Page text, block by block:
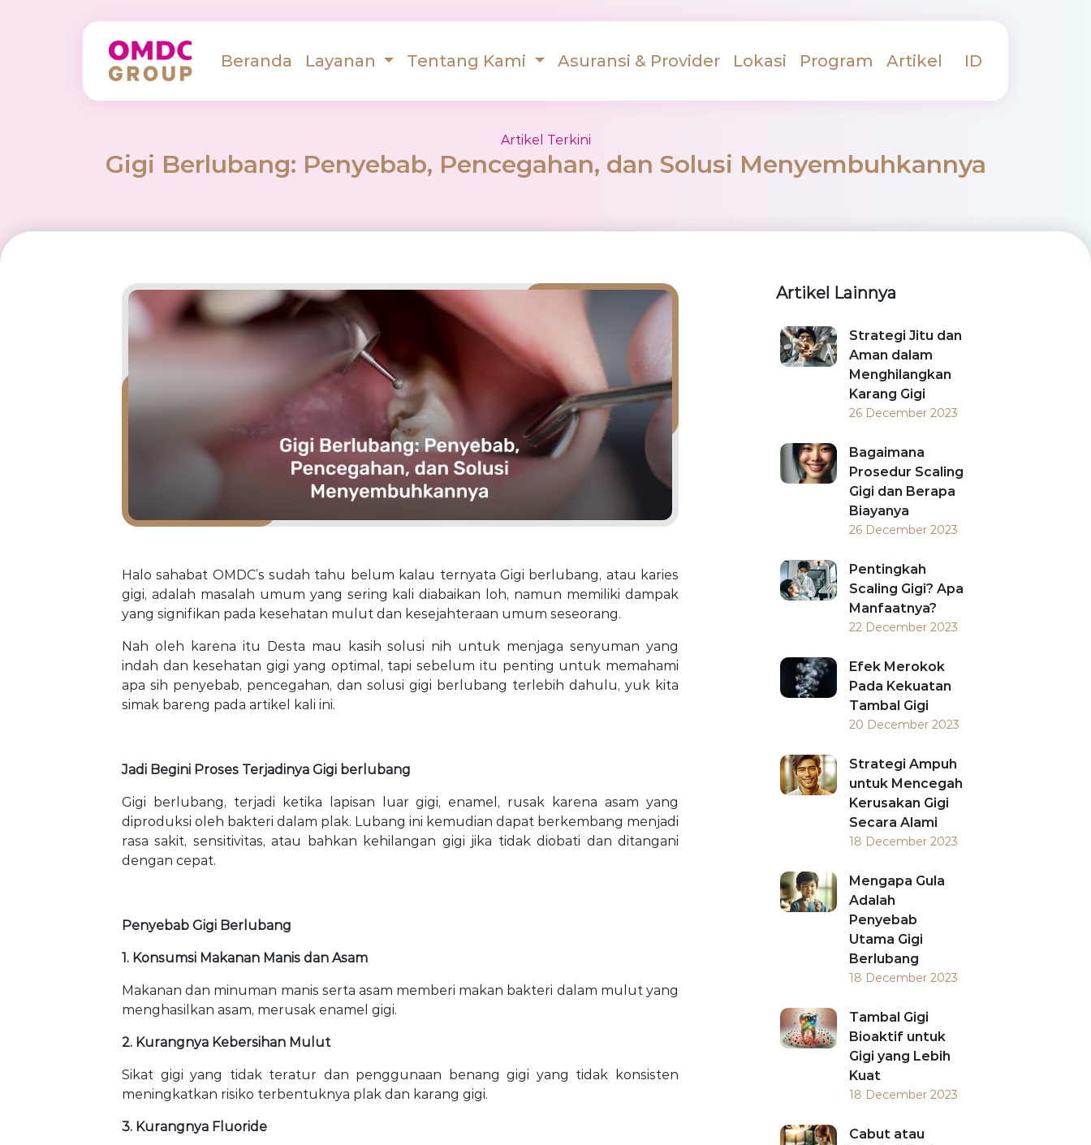
Beranda Layanan Tentang Kami Asuransi & Provider Lokasi Program Artikel ID
Artikel Terkini
Gigi Berlubang: Penyebab, Pencegahan, dan Solusi Menyembuhkannya
Halo sahabat OMDC’s sudah tahu belum kalau ternyata Gigi berlubang, atau karies
gigi, adalah masalah umum yang sering kali diabaikan loh, namun memiliki dampak
yang signifikan pada kesehatan mulut dan kesejahteraan umum seseorang.
Nah oleh karena itu Desta mau kasih solusi nih untuk menjaga senyuman yang
indah dan kesehatan gigi yang optimal, tapi sebelum itu penting untuk memahami
apa sih penyebab, pencegahan, dan solusi gigi berlubang terlebih dahulu, yuk kita
simak bareng pada artikel kali ini.
Jadi Begini Proses Terjadinya Gigi berlubang
Gigi berlubang, terjadi ketika lapisan luar gigi, enamel, rusak karena asam yang
diproduksi oleh bakteri dalam plak. Lubang ini kemudian dapat berkembang menjadi
rasa sakit, sensitivitas, atau bahkan kehilangan gigi jika tidak diobati dan ditangani
dengan cepat.
Penyebab Gigi Berlubang
1. Konsumsi Makanan Manis dan Asam
Makanan dan minuman manis serta asam memberi makan bakteri dalam mulut yang
menghasilkan asam, merusak enamel gigi.
2. Kurangnya Kebersihan Mulut
Sikat gigi yang tidak teratur dan penggunaan benang gigi yang tidak konsisten
meningkatkan risiko terbentuknya plak dan karang gigi.
3. Kurangnya Fluoride
Artikel Lainnya
Strategi Jitu dan
Aman dalam
Menghilangkan
Karang Gigi
26 December 2023
Bagaimana
Prosedur Scaling
Gigi dan Berapa
Biayanya
26 December 2023
Pentingkah
Scaling Gigi? Apa
Manfaatnya?
22 December 2023
Efek Merokok
Pada Kekuatan
Tambal Gigi
20 December 2023
Strategi Ampuh
untuk Mencegah
Kerusakan Gigi
Secara Alami
18 December 2023
Mengapa Gula
Adalah
Penyebab
Utama Gigi
Berlubang
18 December 2023
Tambal Gigi
Bioaktif untuk
Gigi yang Lebih
Kuat
18 December 2023
Cabut atau